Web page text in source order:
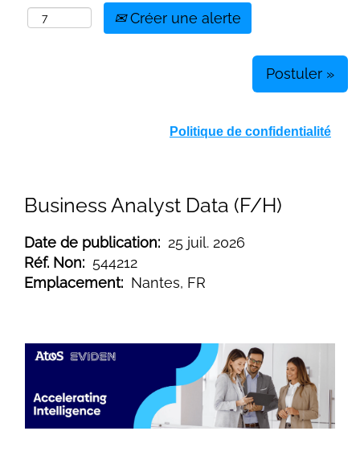
Créer une alerte
Postuler »
Politique de confidentialité
Business Analyst Data (F/H)
Date de publication: 25 juil. 2026
Réf. Non: 544212
Emplacement: Nantes, FR